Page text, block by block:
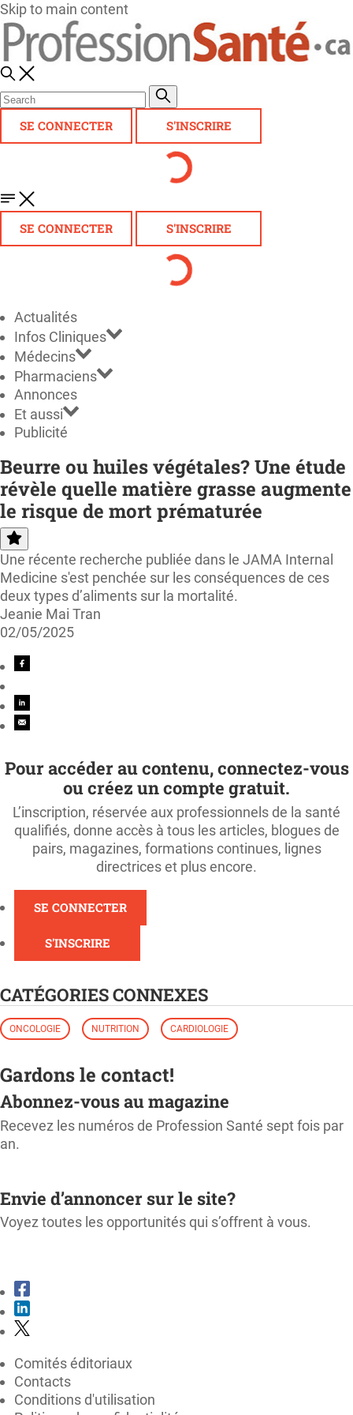
Skip to main content
SE CONNECTER S'INSCRIRE
SE CONNECTER S'INSCRIRE
Actualités
Infos Cliniques
Médecins
Pharmaciens
Annonces
Et aussi
Publicité
Beurre ou huiles végétales? Une étude
révèle quelle matière grasse augmente
le risque de mort prématurée
Une récente recherche publiée dans le JAMA Internal
Medicine s'est penchée sur les conséquences de ces
deux types d’aliments sur la mortalité.
Jeanie Mai Tran
02/05/2025
Pour accéder au contenu, connectez-vous
ou créez un compte gratuit.
L’inscription, réservée aux professionnels de la santé
qualifiés, donne accès à tous les articles, blogues de
pairs, magazines, formations continues, lignes
directrices et plus encore.
SE CONNECTER
S'INSCRIRE
CATÉGORIES CONNEXES
ONCOLOGIE NUTRITION CARDIOLOGIE
Gardons le contact!
Abonnez-vous au magazine
Recevez les numéros de Profession Santé sept fois par
an.
Envie d’annoncer sur le site?
Voyez toutes les opportunités qui s’offrent à vous.
Comités éditoriaux
Contacts
Conditions d'utilisation